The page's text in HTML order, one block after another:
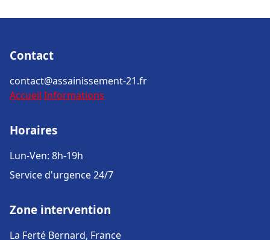
Contact
contact@assainissement-21.fr
Accueil Informations
Horaires
Lun-Ven: 8h-19h
Service d'urgence 24/7
Zone intervention
La Ferté Bernard, France